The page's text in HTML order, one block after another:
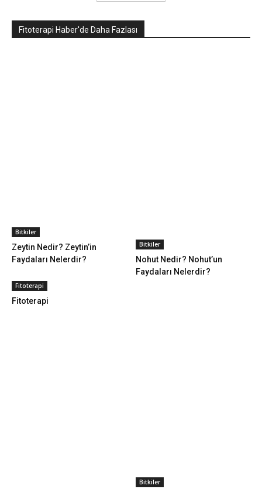
Fitoterapi Haber'de Daha Fazlası
Bitkiler
Zeytin Nedir? Zeytin’in
Faydaları Nelerdir?
Bitkiler
Nohut Nedir? Nohut’un
Faydaları Nelerdir?
Fitoterapi
Fitoterapi
Bitkiler